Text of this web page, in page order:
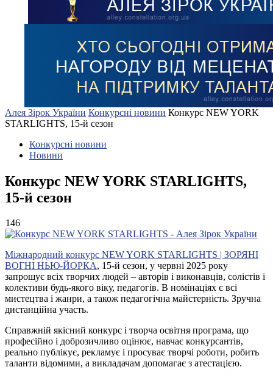
Алея Зірок України Конкурсні новини Конкурс NEW YORK
STARLIGHTS, 15-й сезон
Конкурсні новини
Новини
Конкурс NEW YORK STARLIGHTS,
15-й сезон
146
Міжнародний конкурс NEW YORK STARLIGHTS | ЗОРЯНІ
ВОГНІ НЬЮ-ЙОРКА, 15-й сезон, у червні 2025 року
запрошує всіх творчих людей – авторів і виконавців, солістів і
колективи будь-якого віку, педагогів. В номінаціях є всі
мистецтва і жанри, а також педагогічна майстерність. Зручна
дистанційна участь.
Справжній якісний конкурс і творча освітня програма, що
професійно і доброзичливо оцінює, навчає конкурсантів,
реально публікує, рекламує і просуває творчі роботи, робить
таланти відомими, а викладачам допомагає з атестацією.